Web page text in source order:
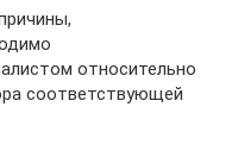
относительно
соответствующей